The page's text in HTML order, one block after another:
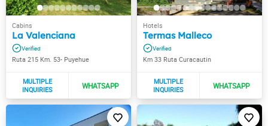
La Valenciana
Ruta 215 Km. 53- Puyehue
Termas Malleco
Km 33 Ruta Curacautin